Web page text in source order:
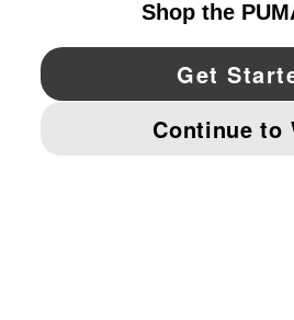
YouTube Twitter Pinterest